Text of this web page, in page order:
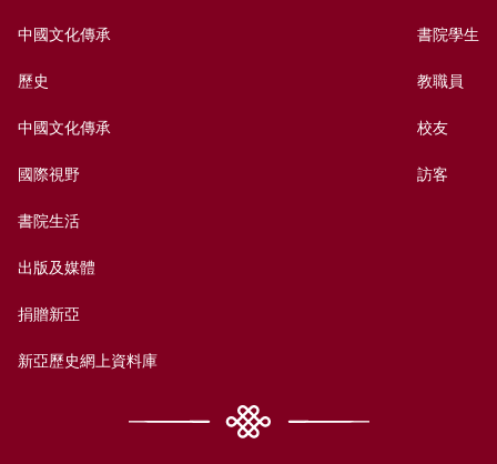
中國文化傳承
歷史
中國文化傳承
國際視野
書院生活
出版及媒體
捐贈新亞
新亞歷史網上資料庫
書院學生
教職員
校友
訪客